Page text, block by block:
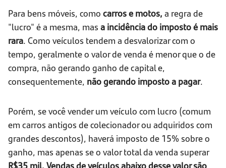
Para bens móveis, como carros e motos, a regra de
"lucro" é a mesma, mas a incidência do imposto é mais
rara. Como veículos tendem a desvalorizar com o
tempo, geralmente o valor de venda é menor que o de
compra, não gerando ganho de capital e,
consequentemente, não gerando imposto a pagar.
Porém, se você vender um veículo com lucro (comum
em carros antigos de colecionador ou adquiridos com
grandes descontos), haverá imposto de 15% sobre o
ganho, mas apenas se o valor total da venda superar
R$35 mil. Vendas de veículos abaixo desse valor são